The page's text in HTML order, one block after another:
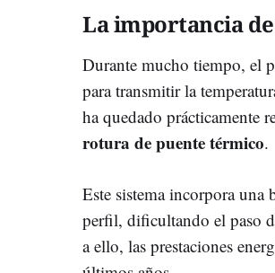
La importancia
Durante mucho tiempo, el
para transmitir la
ha quedado prácticamente
rotura de puente térmico.
Este sistema incorpora una
perfil, dificultando el paso
a ello, las prestaciones